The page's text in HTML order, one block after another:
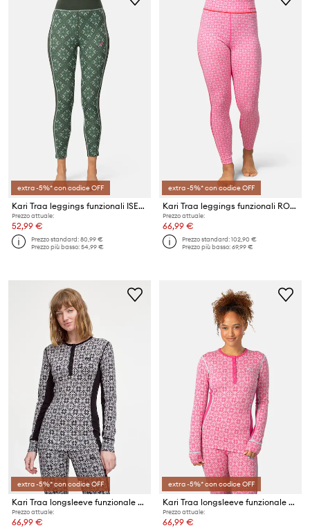
extra -5%* con codice OFF
Kari Traa leggings funzionali ISELIN
Prezzo attuale:
52,99 €
Prezzo standard:80,99 €
Prezzo più basso:54,99 €
extra -5%* con codice OFF
Kari Traa leggings funzionali ROSE LIGHT
Prezzo attuale:
66,99 €
Prezzo standard:102,90 €
Prezzo più basso:69,99 €
extra -5%* con codice OFF
Kari Traa longsleeve funzionale ROSE
Prezzo attuale:
66,99 €
extra -5%* con codice OFF
Kari Traa longsleeve funzionale ROSE
Prezzo attuale:
66,99 €